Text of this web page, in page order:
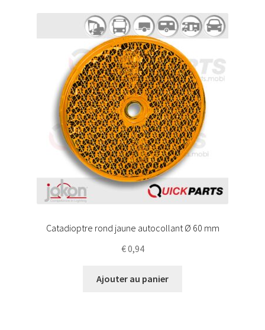
Catadioptre rond jaune autocollant Ø 60 mm
€0,94
Ajouter au panier